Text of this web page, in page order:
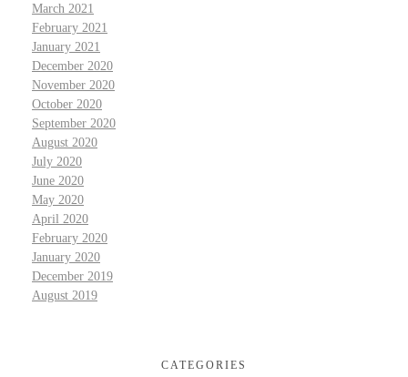
March 2021
February 2021
January 2021
December 2020
November 2020
October 2020
September 2020
August 2020
July 2020
June 2020
May 2020
April 2020
February 2020
January 2020
December 2019
August 2019
CATEGORIES